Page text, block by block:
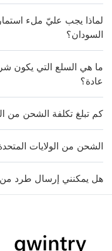
لماذا يجب عليّ ملء
السودان؟
ما هي السلع التي يكون
عادة؟
كم تبلغ تكلفة الشحن من
الشحن من الولايات
هل يمكنني إرسال طرد من